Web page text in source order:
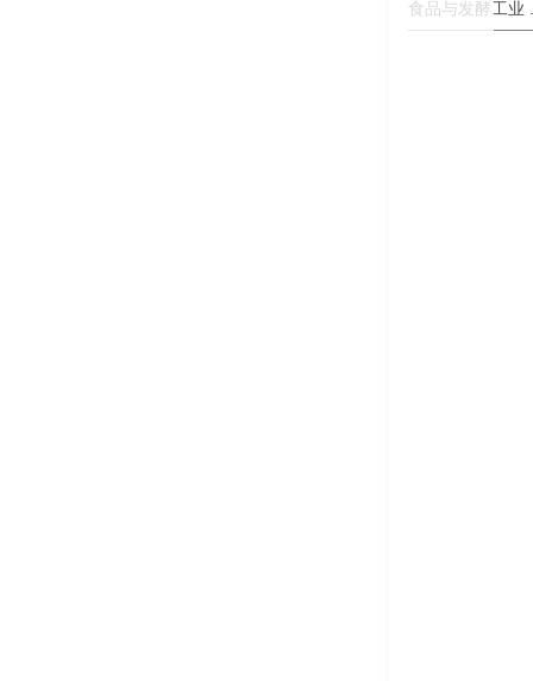
食品与发酵工业